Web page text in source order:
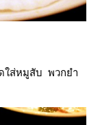
ใส่หมูสับ พวกยำ